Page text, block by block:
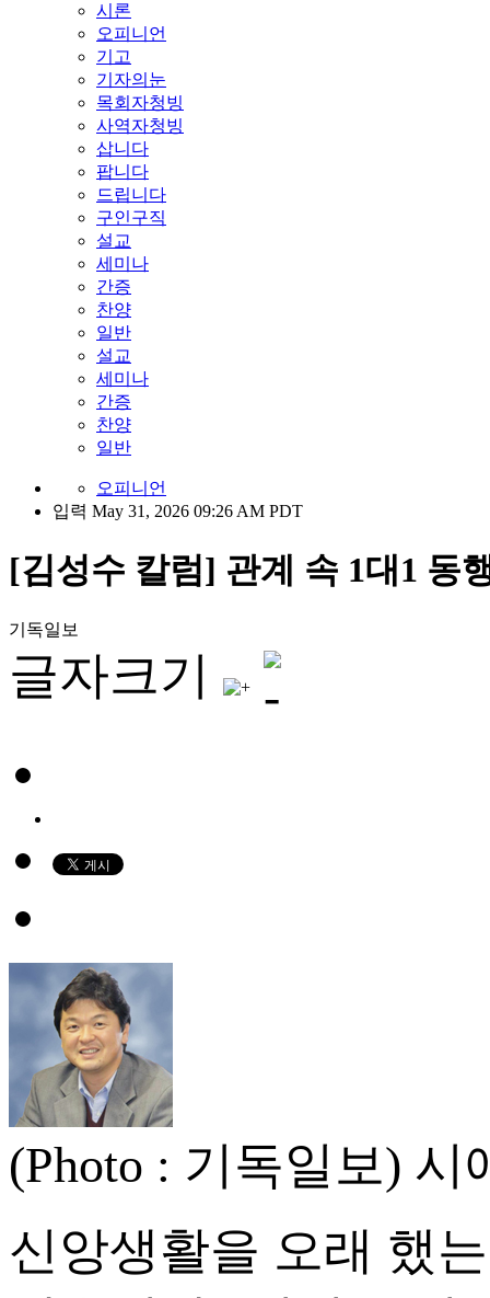
시론
오피니언
기고
기자의눈
목회자청빙
사역자청빙
삽니다
팝니다
드립니다
구인구직
설교
세미나
간증
찬양
일반
설교
세미나
간증
찬양
일반
오피니언
입력 May 31, 2026 09:26 AM PDT
[김성수 칼럼] 관계 속 1대1 동
기독일보
글자크기
(Photo : 기독일보)
신앙생활을 오래 했